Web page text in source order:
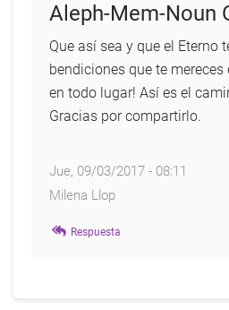
suerte
de
sueño
Omar
por
Llop
Aleph-Mem-Noun
Que así sea y que el Eterno
bendiciones que te
en todo lugar! Así es el
Gracias por compartirlo.
Jue, 09/03/2017 - 08:11
Milena Llop
Respuesta